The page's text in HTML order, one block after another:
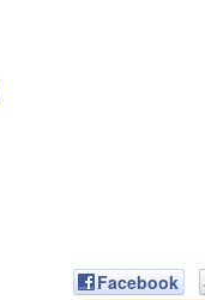
Facebook